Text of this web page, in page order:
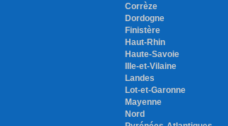
Corrèze
Dordogne
Finistère
Haut-Rhin
Haute-Savoie
Ille-et-Vilaine
Landes
Lot-et-Garonne
Mayenne
Nord